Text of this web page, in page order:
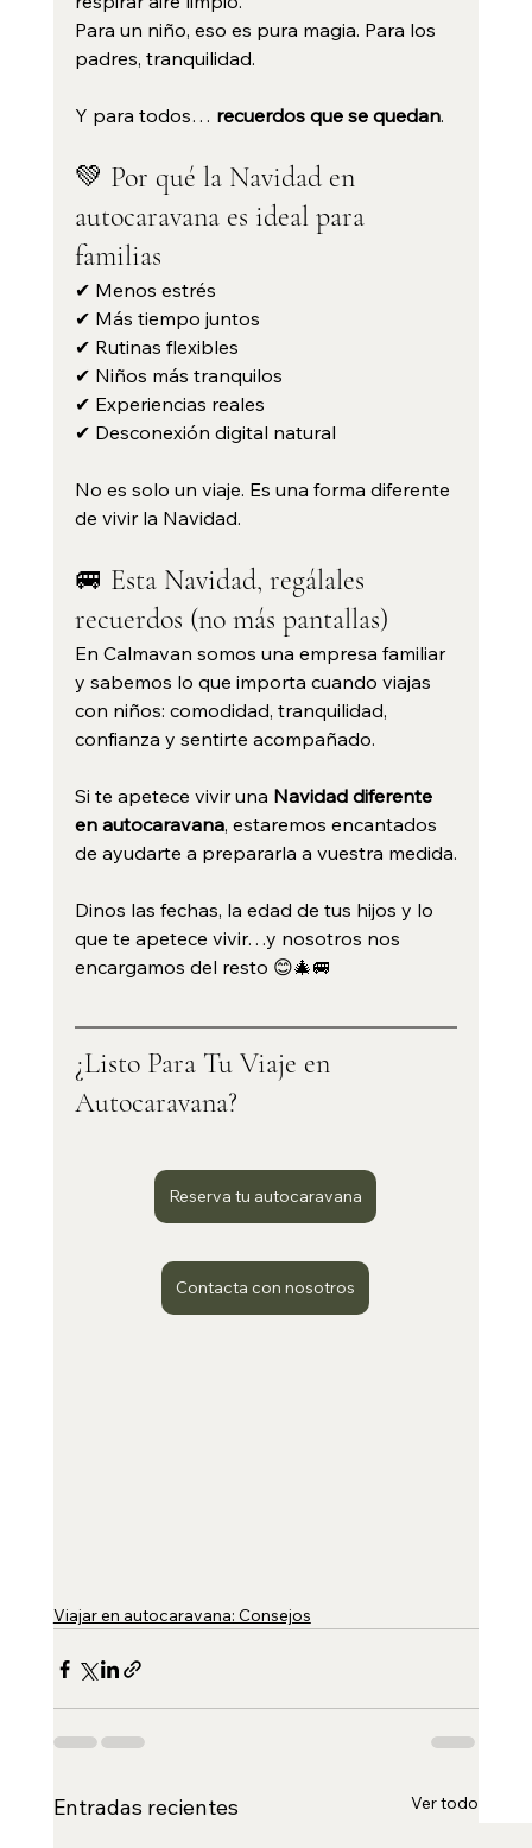
Para un niño, eso es pura magia. Para los
padres, tranquilidad.
Y para todos… recuerdos que se quedan.
💚 Por qué la Navidad en
autocaravana es ideal para
familias
✔ Menos estrés
✔ Más tiempo juntos
✔ Rutinas flexibles
✔ Niños más tranquilos
✔ Experiencias reales
✔ Desconexión digital natural
No es solo un viaje. Es una forma diferente
de vivir la Navidad.
🚐 Esta Navidad, regálales
recuerdos (no más pantallas)
En Calmavan somos una empresa familiar
y sabemos lo que importa cuando viajas
con niños: comodidad, tranquilidad,
confianza y sentirte acompañado.
Si te apetece vivir una Navidad diferente
en autocaravana, estaremos encantados
de ayudarte a prepararla a vuestra medida.
Dinos las fechas, la edad de tus hijos y lo
que te apetece vivir…y nosotros nos
encargamos del resto 😊🎄🚐
¿Listo Para Tu Viaje en
Autocaravana?
Reserva tu autocaravana
Contacta con nosotros
Viajar en autocaravana: Consejos
Entradas recientes Ver todo